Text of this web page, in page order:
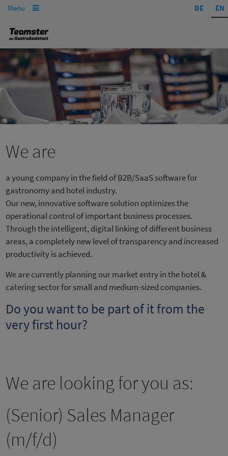
Menu  DE EN
We are
a young company in the field of B2B/SaaS software for
gastronomy and hotel industry.
Our new, innovative software solution optimizes the
operational control of important business processes.
Through the intelligent, digital linking of different business
areas, a completely new level of transparency and increased
productivity is achieved.
We are currently planning our market entry in the hotel &
catering sector for small and medium-sized companies.
Do you want to be part of it from the
very first hour?
We are looking for you as:
(Senior) Sales Manager
(m/f/d)